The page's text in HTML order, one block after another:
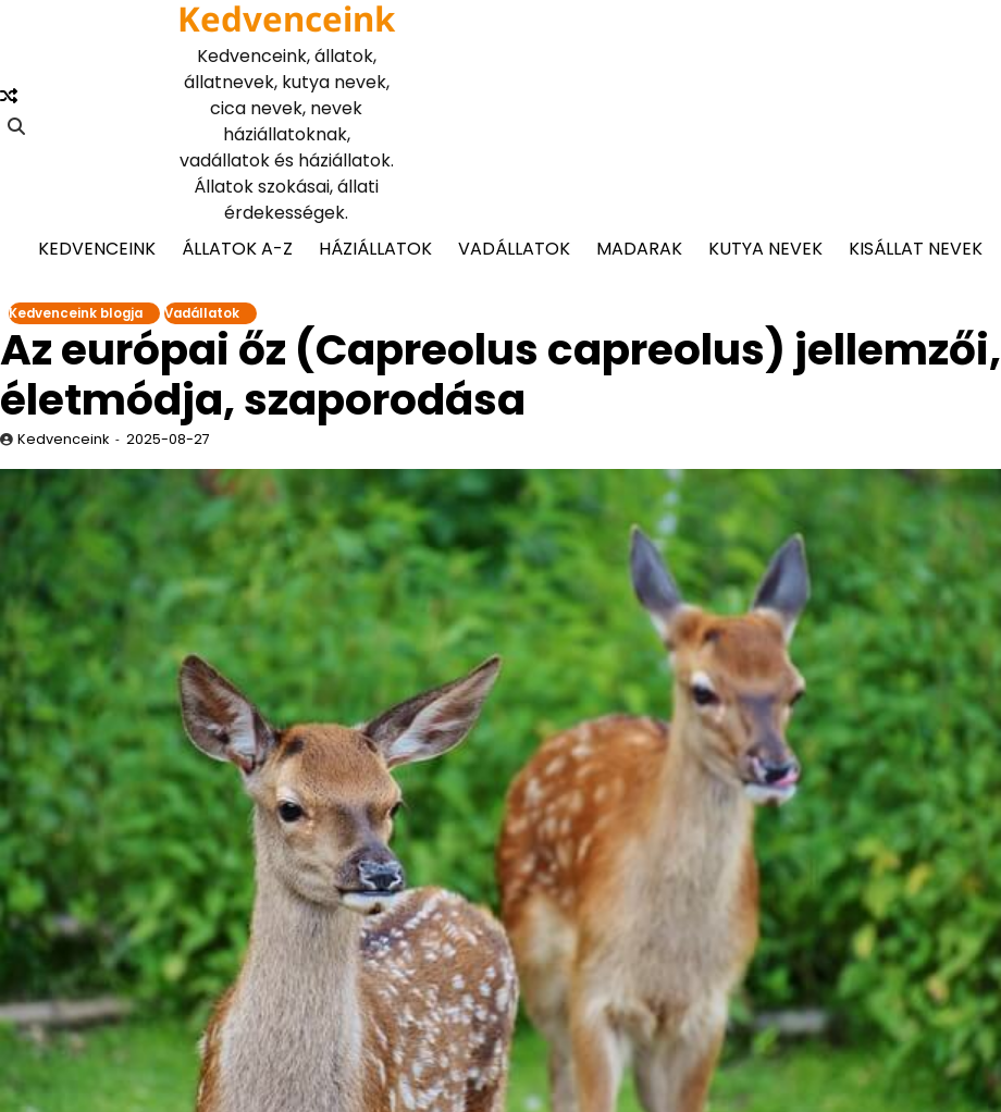
Kedvenceink
Kedvenceink, állatok,
állatnevek, kutya nevek,
cica nevek, nevek
háziállatoknak,
vadállatok és háziállatok.
Állatok szokásai, állati
érdekességek.
KEDVENCEINK
ÁLLATOK A-Z HÁZIÁLLATOK VADÁLLATOK MADARAK KUTYA NEVEK KISÁLLAT NEVEK
Kedvenceink blogja Vadállatok
Az európai őz (Capreolus capreolus) jellemzői,
életmódja, szaporodása
Kedvenceink 2025-08-27